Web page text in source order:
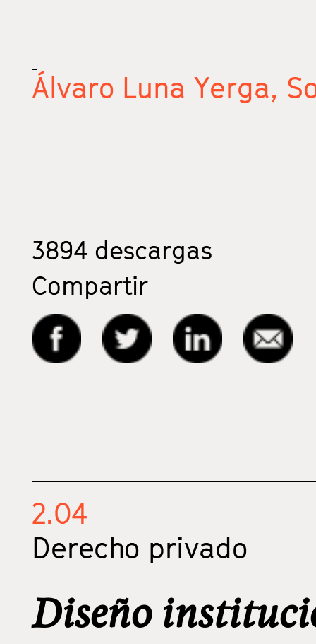
_
Álvaro Luna Yerga,
3894 descargas
Compartir
2.04
Derecho privado
Diseño